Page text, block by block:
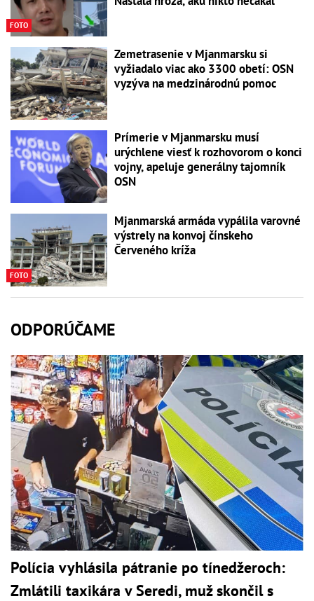
FOTO
Zemetrasenie v Mjanmarsku si
vyžiadalo viac ako 3300 obetí: OSN
vyzýva na medzinárodnú pomoc
Prímerie v Mjanmarsku musí
urýchlene viesť k rozhovorom o konci
vojny, apeluje generálny tajomník
OSN
FOTO
Mjanmarská armáda vypálila varovné
výstrely na konvoj čínskeho
Červeného kríža
ODPORÚČAME
Polícia vyhlásila pátranie po tínedžeroch:
Zmlátili taxikára v Seredi, muž skončil s